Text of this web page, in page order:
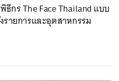
กร The Face Thailand แบบ
ายการและอุตสาหกรรม